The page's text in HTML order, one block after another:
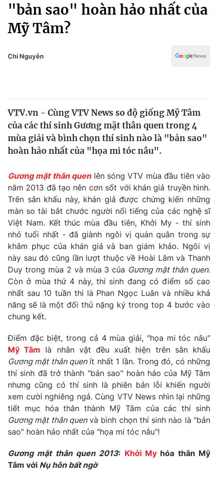
Chính trị
Xã hội
Pháp luật
Thế giới
Tin tức
Thế giới đó đây
Câu chuyện quốc tế
Kinh tế
Thị trường
Góc doanh nghiệp
Dữ liệu và đời sống
Truyền hình
Phim VTV
Hậu trường
Nhân vật
Khán giả
Giải sao mai
Giải trí
Điện ảnh
Âm nhạc
Sao
Đời sống
Du lịch
Làm đẹp
Chất lượng cuộc sống
Giáo dục
Tuyển sinh
Công nghệ
Hitech Công nghệ tương lai
Sản phẩm
Thị trường
Tư vấn
Giao lưu trực tuyến
Lịch phát sóng
Chuyên mục khác
Emagazine Podcast
Photo Infographic
Truyền hình
Văn hóa - Giải trí
Công nghệ
"bản sao" hoàn hảo nhất của
Mỹ Tâm?
Chi Nguyễn
VTV.vn - Cùng VTV News so độ giống Mỹ Tâm
của các thí sinh Gương mặt thân quen trong 4
mùa giải và bình chọn thí sinh nào là "bản sao"
hoàn hảo nhất của "họa mi tóc nâu".
Gương mặt thân quenlên sóng VTV mùa đầu tiên vào
năm 2013 đã tạo nên cơn sốt với khán giả truyền hình.
Trên sân khấu này, khán giả được chứng kiến những
màn so tài bắt chước người nổi tiếng của các nghệ sĩ
Việt Nam. Kết thúc mùa đầu tiên, Khởi My - thí sinh
nhỏ tuổi nhất - đã giành ngôi vị quán quân trong sự
khâm phục của khán giả và ban giám khảo. Ngôi vị
này sau đó cũng lần lượt thuộc về Hoài Lâm và Thanh
Duy trong mùa 2 và mùa 3 của Gương mặt thân quen.
Còn ở mùa thứ 4 này, thí sinh đang có điểm số cao
nhất sau 10 tuần thi là Phan Ngọc Luân và nhiều khả
năng sẽ là một đối thủ nặng ký trong top 4 bước vào
chung kết.
Điểm đặc biệt, trong cả 4 mùa giải, "họa mi tóc nâu"
Mỹ Tâm là nhân vật đều xuất hiện trên sân khấu
Gương mặt thân quenít nhất 1 lần. Trong đó, có những
thí sinh đã trở thành "bản sao" hoàn hảo của Mỹ Tâm
nhưng cũng có thí sinh là phiên bản lỗi khiến người
xem cười nghiêng ngả. Cùng VTV News nhìn lại những
tiết mục hóa thân thành Mỹ Tâm của các thí sinh
Gương mặt thân quenvà bình chọn thí sinh nào là "bản
sao" hoàn hảo nhất của "họa mi tóc nâu"!
Gương mặt thân quen 2013: Khởi My hóa thân Mỹ
Tâm với Nụ hôn bất ngờ